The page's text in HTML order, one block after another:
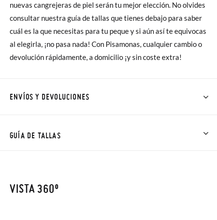
nuevas cangrejeras de piel serán tu mejor elección. No olvides
consultar nuestra guía de tallas que tienes debajo para saber
cuál es la que necesitas para tu peque y si aún así te equivocas
al elegirla, ¡no pasa nada! Con Pisamonas, cualquier cambio o
devolución rápidamente, a domicilio ¡y sin coste extra!
ENVÍOS Y DEVOLUCIONES
Talla/Color también son GRATIS y puedes realizarlos hasta en
Además del envío estándar gratuito (2-3 días laborables), en
GUÍA DE TALLAS
con la medida del pie de tu peque o con la suela interna de
VISTA 360º